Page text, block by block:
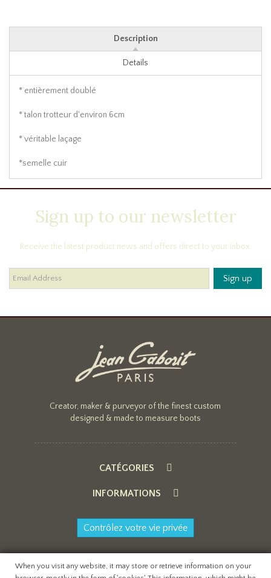
Description
Details
* entièrement doublé
* talon trotteur d'environ 6cm
* véritable laçage
*semelle cuir
Sign up to our newsletter
Receive the latest product news and offers direct to your inbox.
Creator, maker & purveyor of the finest custom
designed & made to measure boots
CATÉGORIES
INFORMATIONS
Contrôlez votre vie privée
When you visit any website, it may store or retrieve information on your